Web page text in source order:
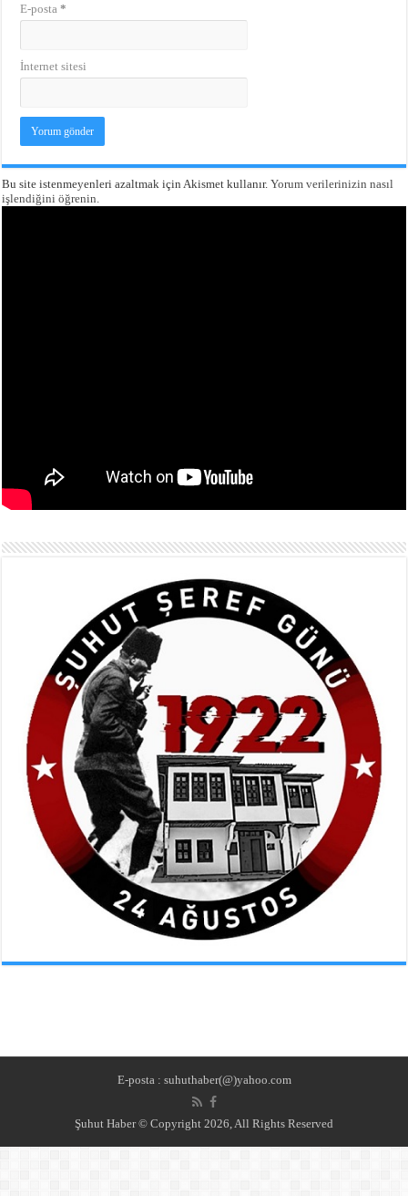
E-posta*
İnternet sitesi
Bu site istenmeyenleri azaltmak için Akismet kullanır.Yorum verilerinizin nasıl
işlendiğini öğrenin.
E-posta : suhuthaber(@)yahoo.com
Şuhut Haber © Copyright 2026, All Rights Reserved